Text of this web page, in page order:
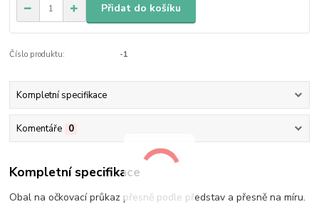
Přidat do košíku
Číslo produktu: -1
Kompletní specifikace
Komentáře 0
Kompletní specifikace
Obal na očkovací průkaz přesně podle představ a přesně na míru.